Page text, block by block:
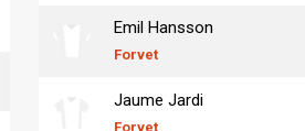
Emil Hansson
Forvet
Jaume Jardi
Forvet